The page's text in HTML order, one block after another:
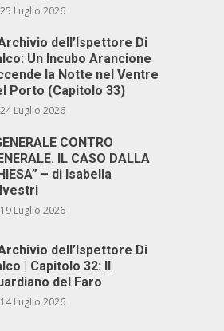
25 Luglio 2026
dell’Ispettore Di
Un Incubo Arancione
la Notte nel Ventre
Porto (Capitolo 33)
24 Luglio 2026
CONTRO
IL CASO DALLA
– di Isabella
19 Luglio 2026
dell’Ispettore Di
| Capitolo 32: Il
del Faro
14 Luglio 2026